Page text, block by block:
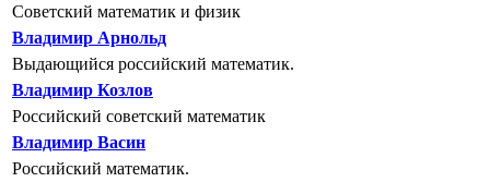
Советский математик и физик
Владимир Арнольд
Выдающийся российский математик.
Владимир Козлов
Российский советский математик
Владимир Васин
Российский математик.